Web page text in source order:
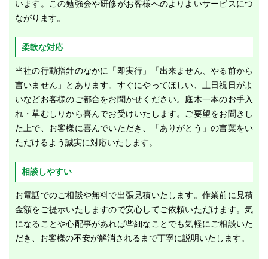
います。この勉強会や研修がお客様へのよりよいサービスにつ
ながります。
柔軟な対応
当社の行動指針のなかに「即実行」「出来ません、やる前から
言いません」とあります。すぐにやってほしい、土日祝日がよ
いなどお客様のご都合をお聞かせください。庭木一本のお手入
れ・草むしりから喜んでお受けいたします。ご要望をお聞きし
た上で、お客様に喜んでいただき、「ありがとう」の言葉をい
ただけるよう誠実に対応いたします。
相談しやすい
お電話でのご相談や無料で出張見積いたします。作業前に見積
金額をご提示いたしますので安心してご依頼いただけます。気
になることや心配事があれば些細なことでも気軽にご相談いた
だき、お客様の不安が解消されるまで丁寧に説明いたします。